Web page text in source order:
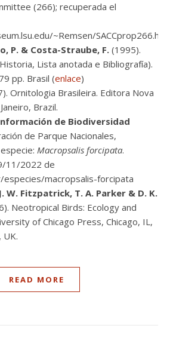
(266); recuperada el
~Remsen/SACCprop266.htm
P. & Costa-Straube, F. (1995).
Lista anotada e Bibliografía).
pp. Brasil (enlace)
Ornitologia Brasileira. Editora Nova
Brazil.
de Biodiversidad
de Parque Nacionales,
Macropsalis forcipata.
11/2022 de
macropsalis-forcipata
W. Fitzpatrick, T. A. Parker & D. K.
Neotropical Birds: Ecology and
of Chicago Press, Chicago, IL,
UK.
READ MORE